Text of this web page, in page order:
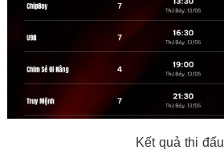
Kết quả thi đấu